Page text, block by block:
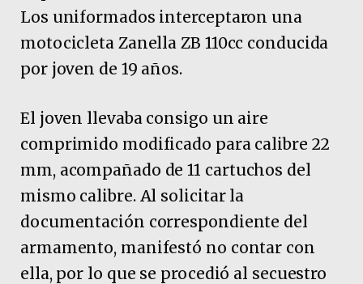
Los uniformados interceptaron una
motocicleta Zanella ZB 110cc conducida
por joven de 19 años.
El joven llevaba consigo un aire
comprimido modificado para calibre 22
mm, acompañado de 11 cartuchos del
mismo calibre. Al solicitar la
documentación correspondiente del
armamento, manifestó no contar con
ella, por lo que se procedió al secuestro